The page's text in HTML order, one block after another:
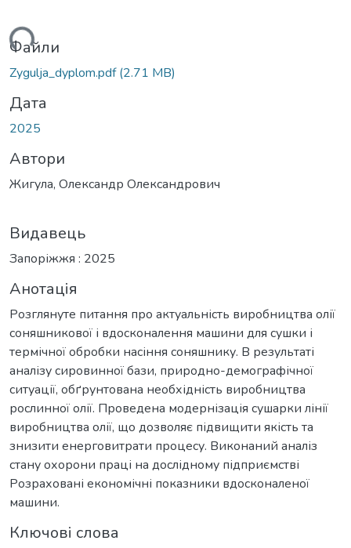
Файли
Zygulja_dyplom.pdf(2.71 MB)
Дата
2025
Автори
Жигула, Олександр Олександрович
Видавець
Запоріжжя : 2025
Анотація
Розглянуте питання про актуальність виробництва олії
соняшникової і вдосконалення машини для сушки і
термічної обробки насіння соняшнику. В результаті
аналізу сировинної бази, природно-демографічної
ситуації, обґрунтована необхідність виробництва
рослинної олії. Проведена модернізація сушарки лінії
виробництва олії, що дозволяє підвищити якість та
знизити енерговитрати процесу. Виконаний аналіз
стану охорони праці на дослідному підприємстві
Розраховані економічні показники вдосконаленої
машини.
Ключові слова